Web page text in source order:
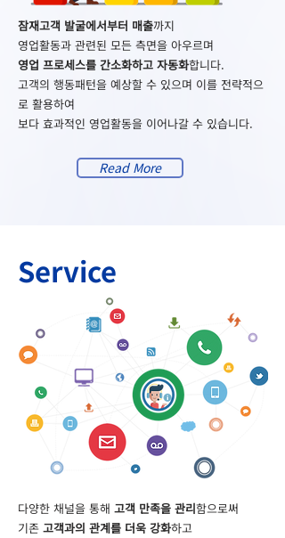
잠재고객 발굴에서부터 매출까지
영업활동과 관련된 모든 측면을 아우르며
영업 프로세스를 간소화하고 자동화합니다.
고객의 행동패턴을 예상할 수 있으며 이를 전략적으
로 활용하여
보다 효과적인 영업활동을 이어나갈 수 있습니다.
Read More
Service
다양한 채널을 통해 고객 만족을 관리함으로써
기존 고객과의 관계를 더욱 강화하고